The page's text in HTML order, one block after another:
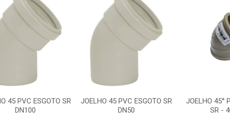
45 PVC ESGOTO SR
DN100
JOELHO 45 PVC ESGOTO SR
DN50
JOELHO 45°
SR -